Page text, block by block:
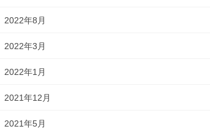
2022年8月
2022年3月
2022年1月
2021年12月
2021年5月